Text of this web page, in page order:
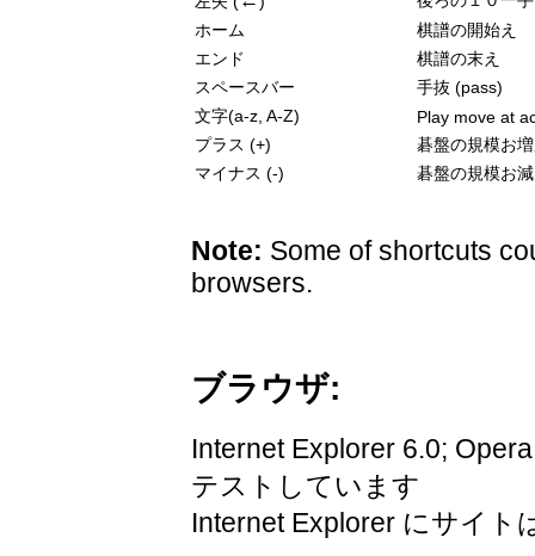
ホーム
棋譜の開始え
エンド
棋譜の末え
スペースバー
手抜 (pass)
文字(a-z, A-Z)
Play move at
プラス (+)
碁盤の規模お
マイナス (-)
碁盤の規模お
Note: Some of shortcuts
browsers.
ブラウザ:
Internet Explorer 6.0;
テストしています
Internet Explorer にサイト